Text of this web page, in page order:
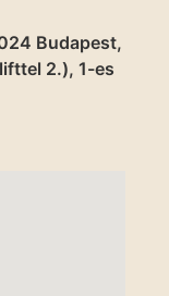
Budapest,
2.), 1-es